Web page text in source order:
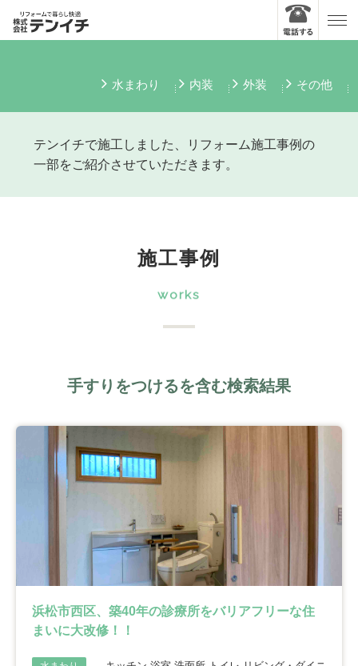
水まわり 内装 外装 その他
テンイチで施工しました、リフォーム施工事例の
一部をご紹介させていただきます。
施工事例
works
手すりをつけるを含む検索結果
浜松市西区、築40年の診療所をバリアフリーな住
まいに大改修！！